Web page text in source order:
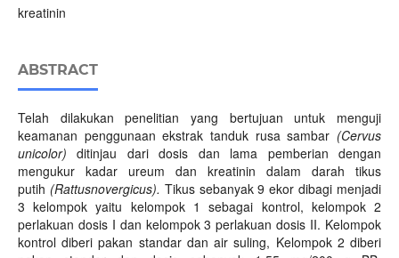
kreatinin
ABSTRACT
Telah dilakukan penelitian yang bertujuan untuk menguji
keamanan penggunaan ekstrak tanduk rusa sambar (Cervus
unicolor)ditinjau dari dosis dan lama pemberian dengan
mengukur kadar ureum dan kreatinin dalam darah tikus
putih (Rattusnovergicus). Tikus sebanyak 9 ekor dibagi menjadi
3 kelompok yaitu kelompok 1 sebagai kontrol, kelompok 2
perlakuan dosis I dan kelompok 3 perlakuan dosis II. Kelompok
kontrol diberi pakan standar dan air suling, Kelompok 2 diberi